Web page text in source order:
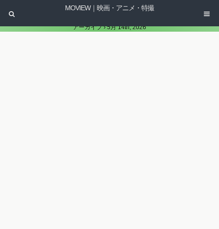
MOVIEW｜映画・アニメ・特撮
アーカイブ › 5月 14th, 2026